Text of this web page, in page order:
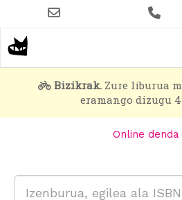
main
content
Bizikrak.Zure liburua
eramango dizugu
Online denda